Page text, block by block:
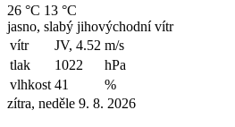
26 °C 13 °C
jasno, slabý jihovýchodní vítr
vítr
JV, 4.52 m/s
tlak
1022
hPa
vlhkost 41
%
zítra, neděle 9. 8. 2026